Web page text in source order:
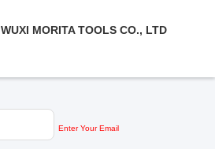
WUXI MORITA TOOLS CO., LTD
Enter Your Email